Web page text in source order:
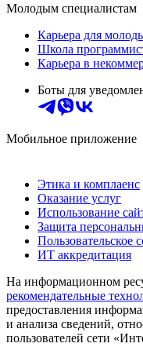
Молодым специалистам
Карьера для
Школа
Карьера в
Боты для
Мобильное приложение
Этика и комплаенс
Оказание услуг
Использование
Защита
Пользовательское
ИТ аккредитация
На информационном
рекомендательные
предоставления
и анализа сведений,
пользователей сети